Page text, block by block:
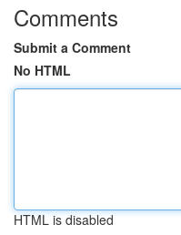
Comments
Submit a Comment
No HTML
HTML is disabled